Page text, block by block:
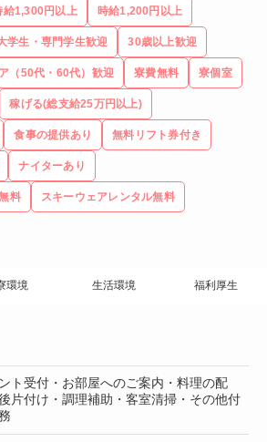
給1,300円以上 時給1,200円以上
学生・専門学生歓迎 30歳以上歓迎
（50代・60代）歓迎 寮費無料 寮個室
稼げる(総支給25万円以上)
食事の提供あり 無料リフト券付き
ナイターあり
料 スキーウェアレンタル無料
環境 生活環境 福利厚生
ト受付・お部屋へのご案内・料理の配
片付け・調理補助・客室清掃・その他付